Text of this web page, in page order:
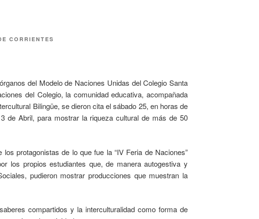
CORRIENTES
del Modelo de Naciones Unidas del Colegio Santa
del Colegio, la comunidad educativa, acompañada
Bilingüe, se dieron cita el sábado 25, en horas de
de Abril, para mostrar la riqueza cultural de más de 50
protagonistas de lo que fue la “IV Feria de Naciones”
los propios estudiantes que, de manera autogestiva y
pudieron mostrar producciones que muestran la
compartidos y la interculturalidad como forma de